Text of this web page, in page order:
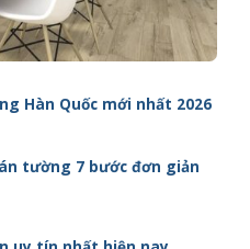
Hàn Quốc mới nhất 2026
tường 7 bước đơn giản